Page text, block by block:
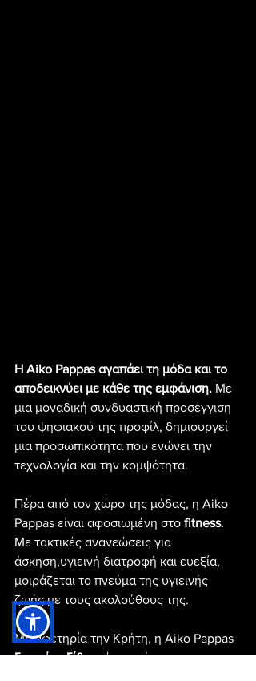
Η Aiko Pappas αγαπάει τη μόδα και το
αποδεικνύει με κάθε της εμφάνιση. Με
μια μοναδική συνδυαστική προσέγγιση
του ψηφιακού της προφίλ, δημιουργεί
μια προσωπικότητα που ενώνει την
τεχνολογία και την κομψότητα.
Πέρα από τον χώρο της μόδας, η Aiko
Pappas είναι αφοσιωμένη στο fitness.
Με τακτικές ανανεώσεις για
άσκηση,υγιεινή διατροφή και ευεξία,
μοιράζεται το πνεύμα της υγιεινής
ζωής με τους ακολούθους της.
Με αφετηρία την Κρήτη, η Aiko Pappas
ξεκινά ταξίδια μέσα από την